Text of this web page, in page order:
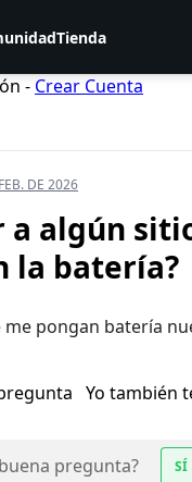
Tienda
- Crear Cuenta
DE 2026
a algún
la batería?
pongan batería
Yo también
pregunta? SÍ